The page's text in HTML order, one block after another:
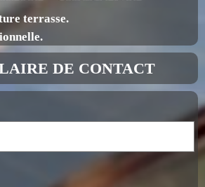
terrasse.
DE CONTACT